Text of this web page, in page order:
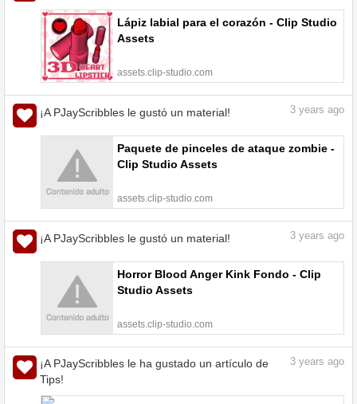
Lápiz labial para el corazón - Clip Studio
Assets
assets.clip-studio.com
¡A PJayScribbles le gustó un material! 3 years ago
Paquete de pinceles de ataque zombie -
Clip Studio Assets
assets.clip-studio.com
¡A PJayScribbles le gustó un material! 3 years ago
Horror Blood Anger Kink Fondo - Clip
Studio Assets
assets.clip-studio.com
¡A PJayScribbles le ha gustado un artículo de
Tips!
3 years ago